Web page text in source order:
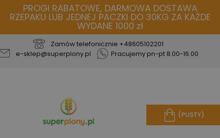
PROGI RABATOWE, DARMOWA DOSTAWA
RZEPAKU LUB JEDNEJ PACZKI DO 30KG ZA KAŻDE
WYDANE 1000 zł
Zamów telefonicznie +48605102201
e-sklep@superplony.pl
Pracujemy pn-pt 8.00-16.00
(PUSTY)